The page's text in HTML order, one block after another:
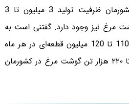
این صنعت معتقدند در کشورمان ظرفیت تولید 3 میلیون تا 3
تن گوشت مرغ نیز وجود دارد. گفتنی است به
طور متوسط با جوجه‌ریزی 110 تا 120 میلیون قطعه‌ای در هر ماه
می‌توانیم شاهد تولید ۲۱۰ تا ۲۲۰ هزار تن گوشت مرغ در کشورمان